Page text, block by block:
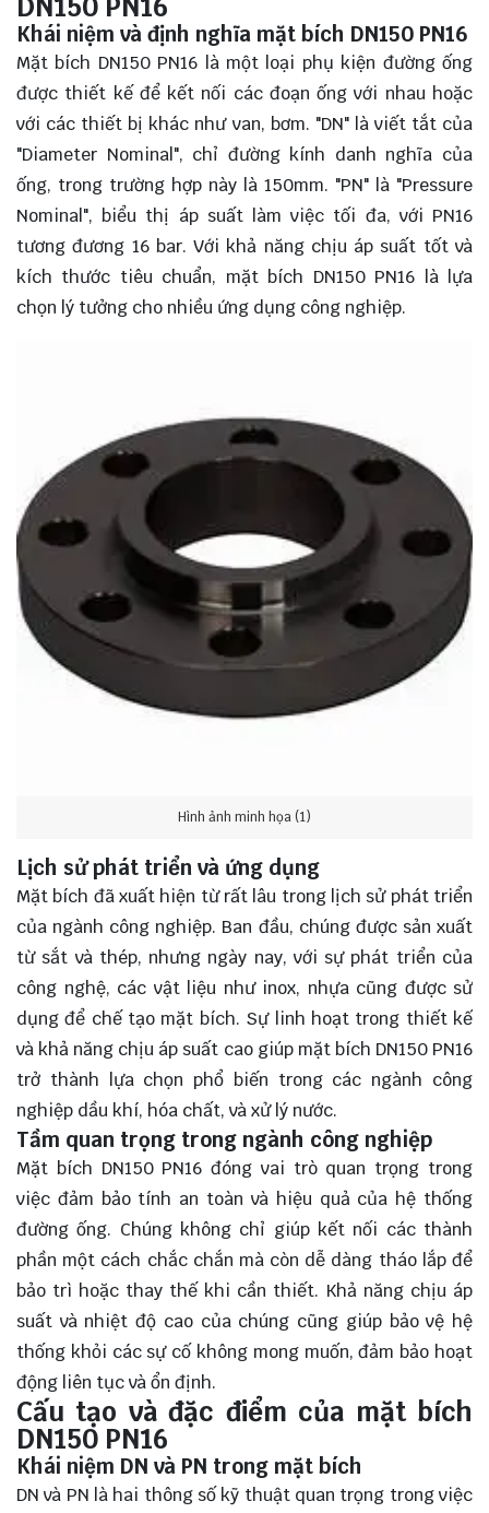
DN150 PN16
Khái niệm và định nghĩa mặt bích DN150 PN16
Mặt bích DN150 PN16 là một loại phụ kiện đường ống
được thiết kế để kết nối các đoạn ống với nhau hoặc
với các thiết bị khác như van, bơm. "DN" là viết tắt của
"Diameter Nominal", chỉ đường kính danh nghĩa của
ống, trong trường hợp này là 150mm. "PN" là "Pressure
Nominal", biểu thị áp suất làm việc tối đa, với PN16
tương đương 16 bar. Với khả năng chịu áp suất tốt và
kích thước tiêu chuẩn, mặt bích DN150 PN16 là lựa
chọn lý tưởng cho nhiều ứng dụng công nghiệp.
Hình ảnh minh họa (1)
Lịch sử phát triển và ứng dụng
Mặt bích đã xuất hiện từ rất lâu trong lịch sử phát triển
của ngành công nghiệp. Ban đầu, chúng được sản xuất
từ sắt và thép, nhưng ngày nay, với sự phát triển của
công nghệ, các vật liệu như inox, nhựa cũng được sử
dụng để chế tạo mặt bích. Sự linh hoạt trong thiết kế
và khả năng chịu áp suất cao giúp mặt bích DN150 PN16
trở thành lựa chọn phổ biến trong các ngành công
nghiệp dầu khí, hóa chất, và xử lý nước.
Tầm quan trọng trong ngành công nghiệp
Mặt bích DN150 PN16 đóng vai trò quan trọng trong
việc đảm bảo tính an toàn và hiệu quả của hệ thống
đường ống. Chúng không chỉ giúp kết nối các thành
phần một cách chắc chắn mà còn dễ dàng tháo lắp để
bảo trì hoặc thay thế khi cần thiết. Khả năng chịu áp
suất và nhiệt độ cao của chúng cũng giúp bảo vệ hệ
thống khỏi các sự cố không mong muốn, đảm bảo hoạt
động liên tục và ổn định.
Cấu tạo và đặc điểm của mặt bích
DN150 PN16
Khái niệm DN và PN trong mặt bích
DN và PN là hai thông số kỹ thuật quan trọng trong việc